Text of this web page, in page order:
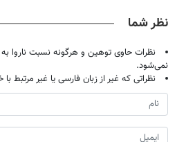
نظر شما
نظرات حاوی توهین و هرگونه نسبت
نمی‌شود.
نظراتی که غیر از زبان فارسی یا غیر مرتبط